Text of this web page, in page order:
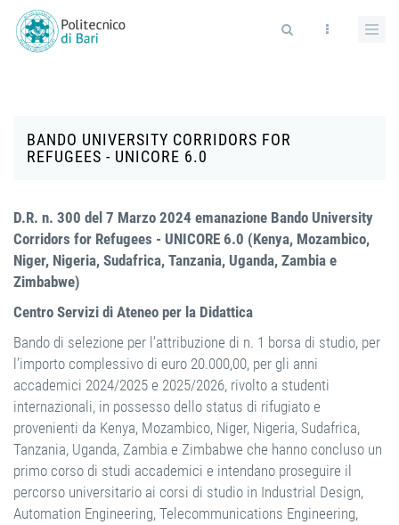
Salta al contenuto principale
BANDO UNIVERSITY CORRIDORS FOR
REFUGEES - UNICORE 6.0
D.R. n. 300 del 7 Marzo 2024 emanazione Bando University
Corridors for Refugees - UNICORE 6.0 (Kenya, Mozambico,
Niger, Nigeria, Sudafrica, Tanzania, Uganda, Zambia e
Zimbabwe)
Centro Servizi di Ateneo per la Didattica
Bando di selezione per l’attribuzione di n. 1 borsa di studio, per
l’importo complessivo di euro 20.000,00, per gli anni
accademici 2024/2025 e 2025/2026, rivolto a studenti
internazionali, in possesso dello status di rifugiato e
provenienti da Kenya, Mozambico, Niger, Nigeria, Sudafrica,
Tanzania, Uganda, Zambia e Zimbabwe che hanno concluso un
primo corso di studi accademici e intendano proseguire il
percorso universitario ai corsi di studio in Industrial Design,
Automation Engineering, Telecommunications Engineering,